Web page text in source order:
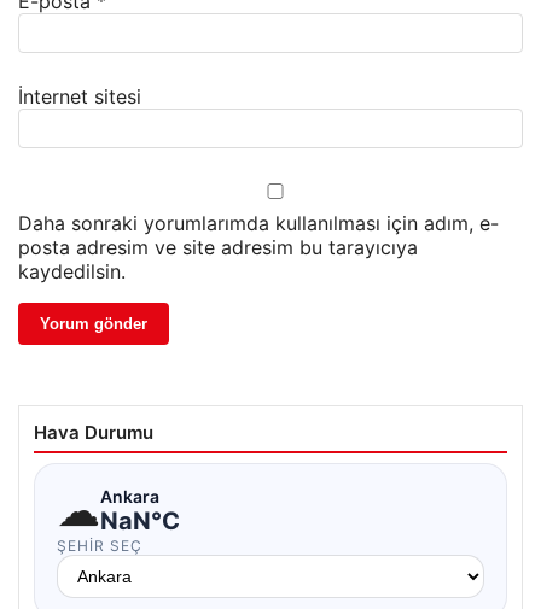
İnternet sitesi
Daha sonraki yorumlarımda kullanılması için adım, e-
posta adresim ve site adresim bu tarayıcıya
kaydedilsin.
Hava Durumu
☁Ankara
NaN°C
ŞEHIR SEÇ